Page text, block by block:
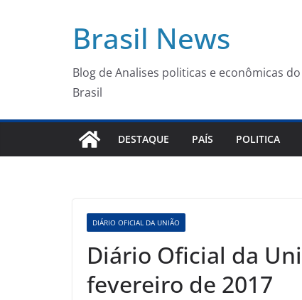
Brasil News
Blog de Analises politicas e econômicas do
Brasil
DESTAQUE PAÍS POLITICA
DIÁRIO OFICIAL DA UNIÃO
Diário Oficial da
fevereiro de 2017